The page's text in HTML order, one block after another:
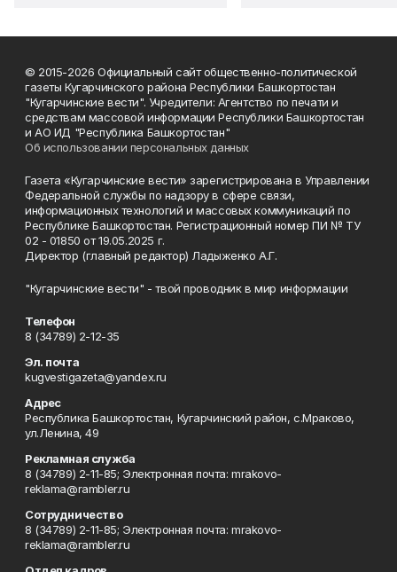
© 2015-2026 Официальный сайт общественно-политической
газеты Кугарчинского района Республики Башкортостан
"Кугарчинские вести". Учредители: Агентство по печати и
средствам массовой информации Республики Башкортостан
и АО ИД "Республика Башкортостан"
Об использовании персональных данных
Газета «Кугарчинские вести» зарегистрирована в Управлении
Федеральной службы по надзору в сфере связи,
информационных технологий и массовых коммуникаций по
Республике Башкортостан. Регистрационный номер ПИ № ТУ
02 - 01850 от 19.05.2025 г.
Директор (главный редактор) Ладыженко А.Г.
"Кугарчинские вести" - твой проводник в мир информации
Телефон
8 (34789) 2-12-35
Эл. почта
kugvestigazeta@yandex.ru
Адрес
Республика Башкортостан, Кугарчинский район, с.Мраково,
ул.Ленина, 49
Рекламная служба
8 (34789) 2-11-85; Электронная почта: mrakovo-
reklama@rambler.ru
Сотрудничество
8 (34789) 2-11-85; Электронная почта: mrakovo-
reklama@rambler.ru